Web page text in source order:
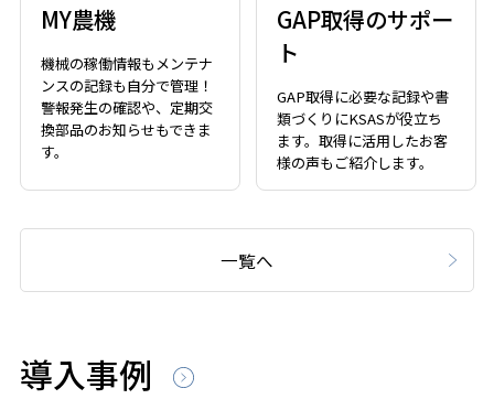
MY農機
機械の稼働情報もメンテナ
ンスの記録も自分で管理！
警報発生の確認や、定期交
換部品のお知らせもできま
す。
GAP取得のサポー
ト
GAP取得に必要な記録や書
類づくりにKSASが役立ち
ます。取得に活用したお客
様の声もご紹介します。
一覧へ
導入事例